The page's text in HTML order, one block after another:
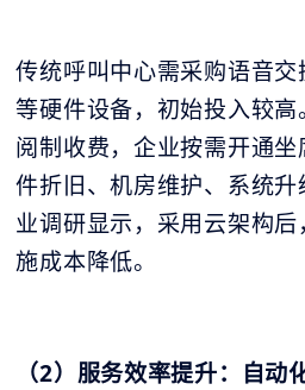
传统呼叫中心需采购语音
等硬件设备，初始投入较
阅制收费，企业按需开通
件折旧、机房维护、系统
业调研显示，采用云架构
施成本降低。
（2）服务效率提升：自动